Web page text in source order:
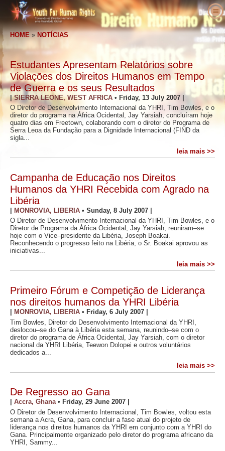
Sobre Nós
O que é a Youth for Human Rights?
História da Youth for Human Rights
Staff Executivo
Conselho Consultivo
Colaboradores da YHRI
Proclamações e Reconhecimentos
Comendações
O que são os Direitos Humanos
Os Antecedentes dos Direitos Humanos
A Declaração Universal dos Direitos do
Homem
Professores
Bem–vindo
Detalhes do Pacote Educativo
Resultados de Professores
Currículo dos Direitos Humanos
Programas do Professor
Implementação do Programa
Entre em Ação
Envolva–se
Petição
Filiações e Donativos
Grupos
Competições
Vozes pelos Direitos Humanos
Defensores dos Direitos Humanos
Organizações de Direitos Humanos
Violações dos Direitos Humanos
Notícias
Encomenda
Contacto
HOME» NOTÍCIAS
Estudantes Apresentam Relatórios sobre
Violações dos Direitos Humanos em Tempo
de Guerra e os seus Resultados
|SIERRA LEONE, WEST AFRICA • Friday, 13 July 2007
O Diretor de Desenvolvimento Internacional da YHRI, Tim Bowles, e o
diretor do programa na África Ocidental, Jay Yarsiah, concluíram hoje
quatro dias em Freetown, colaborando com o diretor do Programa de
Serra Leoa da Fundação para a Dignidade Internacional (FIND da
sigla...
leia mais >>
Campanha de Educação nos Direitos
Humanos da YHRI Recebida com Agrado na
Libéria
MONROVIA, LIBERIA • Sunday, 8 July 2007
O Diretor de Desenvolvimento Internacional da YHRI, Tim Bowles, e o
Diretor de Programa da África Ocidental, Jay Yarsiah, reuniram–se
hoje com o Vice–presidente da Libéria, Joseph Boakai.
Reconhecendo o progresso feito na Libéria, o Sr. Boakai aprovou as
iniciativas...
leia mais >>
Primeiro Fórum e Competição de Liderança
nos direitos humanos da YHRI Libéria
MONROVIA, LIBERIA • Friday, 6 July 2007
Tim Bowles, Diretor do Desenvolvimento Internacional da YHRI,
deslocou–se do Gana à Libéria esta semana, reunindo–se com o
diretor do programa de África Ocidental, Jay Yarsiah, com o diretor
nacional da YHRI Libéria, Teewon Dolopei e outros voluntários
dedicados a...
leia mais >>
De Regresso ao Gana
Accra, Ghana • Friday, 29 June 2007
O Diretor de Desenvolvimento Internacional, Tim Bowles, voltou esta
semana a Acra, Gana, para concluir a fase atual do projeto de
liderança nos direitos humanos da YHRI em conjunto com a YHRI do
Gana. Principalmente organizado pelo diretor do programa africano da
YHRI, Sammy...